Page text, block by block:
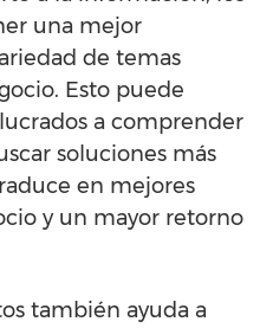
una mejor
de temas
Esto puede
a comprender
soluciones más
en mejores
y un mayor retorno
también ayuda a